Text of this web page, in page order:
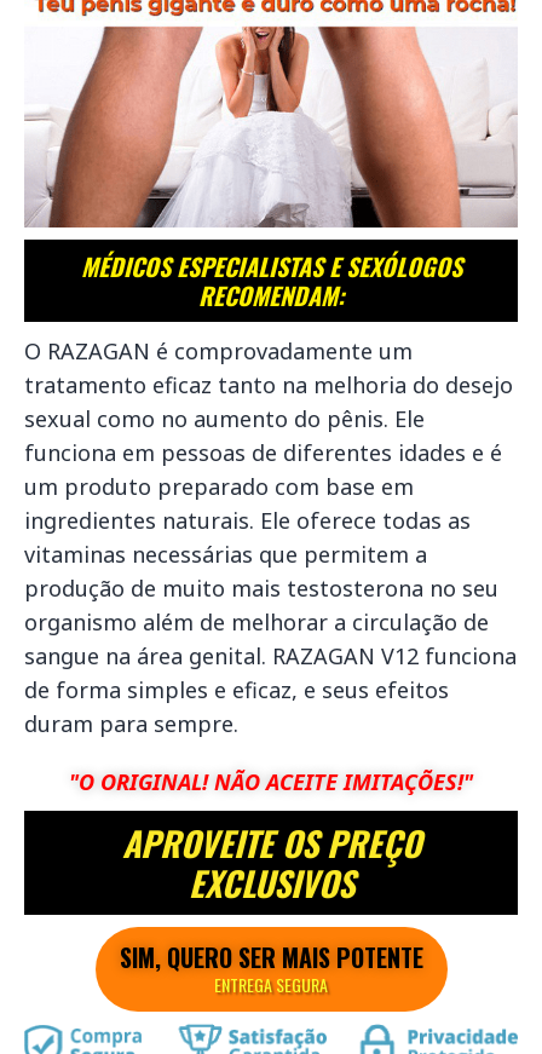
MÉDICOS ESPECIALISTAS E SEXÓLOGOS
RECOMENDAM:
O RAZAGAN é comprovadamente um
tratamento eficaz tanto na melhoria do desejo
sexual como no aumento do pênis. Ele
funciona em pessoas de diferentes idades e é
um produto preparado com base em
ingredientes naturais. Ele oferece todas as
vitaminas necessárias que permitem a
produção de muito mais testosterona no seu
organismo além de melhorar a circulação de
sangue na área genital. RAZAGAN V12 funciona
de forma simples e eficaz, e seus efeitos
duram para sempre.
"O ORIGINAL! NÃO ACEITE IMITAÇÕES!"
APROVEITE OS PREÇO
EXCLUSIVOS
SIM, QUERO SER MAIS POTENTE
ENTREGA SEGURA